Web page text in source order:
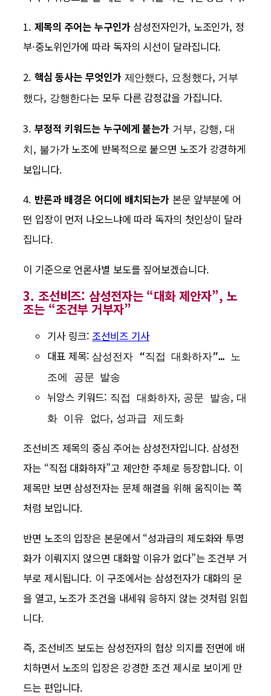
1. 제목의 주어는 누구인가삼성전자인가, 노조인가, 정
부·중노위인가에 따라 독자의 시선이 달라집니다.
2. 핵심 동사는 무엇인가 제안했다, 요청했다, 거부
했다, 강행한다는 모두 다른 감정값을 가집니다.
3. 부정적 키워드는 누구에게 붙는가 거부, 강행,대
치 , 불가가 노조에 반복적으로 붙으면 노조가 강경하게
보입니다.
4. 반론과 배경은 어디에 배치되는가 본문 앞부분에 어
떤 입장이 먼저 나오느냐에 따라 독자의 첫인상이 달라
집니다.
이 기준으로 언론사별 보도를 짚어보겠습니다.
3. 조선비즈: 삼성전자는 “대화 제안자”, 노
조는 “조건부 거부자”
기사 링크:조선비즈 기사
대표 제목: 삼성전자 “직접 대화하자”… 노
조에 공문 발송
뉘앙스 키워드: 직접 대화하자, 공문 발송, 대
화 이유 없다, 성과급 제도화
조선비즈 제목의 중심 주어는 삼성전자입니다. 삼성전
자는 “직접 대화하자”고 제안한 주체로 등장합니다. 이
제목만 보면 삼성전자는 문제 해결을 위해 움직이는 쪽
처럼 보입니다.
반면 노조의 입장은 본문에서 “성과급의 제도화와 투명
화가 이뤄지지 않으면 대화할 이유가 없다”는 조건부 거
부로 제시됩니다. 이 구조에서는 삼성전자가 대화의 문
을 열고, 노조가 조건을 내세워 응하지 않는 것처럼 읽힙
니다.
즉, 조선비즈 보도는 삼성전자의 협상 의지를 전면에 배
치하면서 노조의 입장은 강경한 조건 제시로 보이게 만
드는 편입니다.